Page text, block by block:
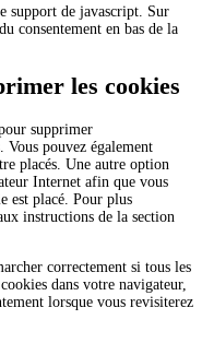
support de javascript. Sur
consentement en bas de la
les cookies
supprimer
Vous pouvez également
placés. Une autre option
Internet afin que vous
est placé. Pour plus
instructions de la section
correctement si tous les
dans votre navigateur,
lorsque vous revisiterez